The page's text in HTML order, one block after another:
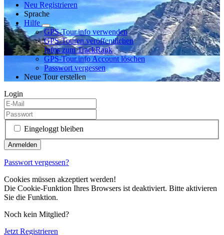
Neu Registrieren
Sprache
Hilfe
GPS-Tour.info verwenden
GPS-Touren veröffentlichen
Infos zum TrackRank
GPS-Tour.info Account löschen
Passwort vergessen
Neue Tour erstellen
Login
Eingeloggt bleiben
Passwort vergessen?
Cookies müssen akzeptiert werden!
Die Cookie-Funktion Ihres Browsers ist deaktiviert. Bitte aktivieren
Sie die Funktion.
Noch kein Mitglied?
Jetzt Registrieren